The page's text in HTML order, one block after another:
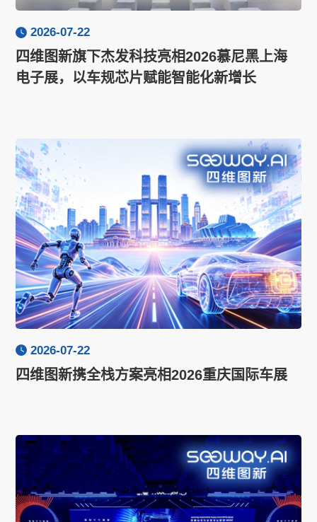
2026-07-22
四维图新旗下杰发科技亮相2026慕尼黑上海
电子展，以车规芯片赋能智能化新增长
2026-07-22
四维图新携全栈方案亮相2026重庆国际车展